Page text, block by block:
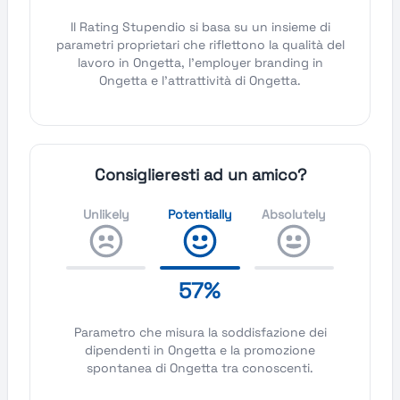
Il Rating Stupendio si basa su un insieme di
parametri proprietari che riflettono la qualità del
lavoro in Ongetta, l'employer branding in
Ongetta e l'attrattività di Ongetta.
Consiglieresti ad un amico?
Unlikely Potentially
57%
Absolutely
Parametro che misura la soddisfazione dei
dipendenti in Ongetta e la promozione
spontanea di Ongetta tra conoscenti.